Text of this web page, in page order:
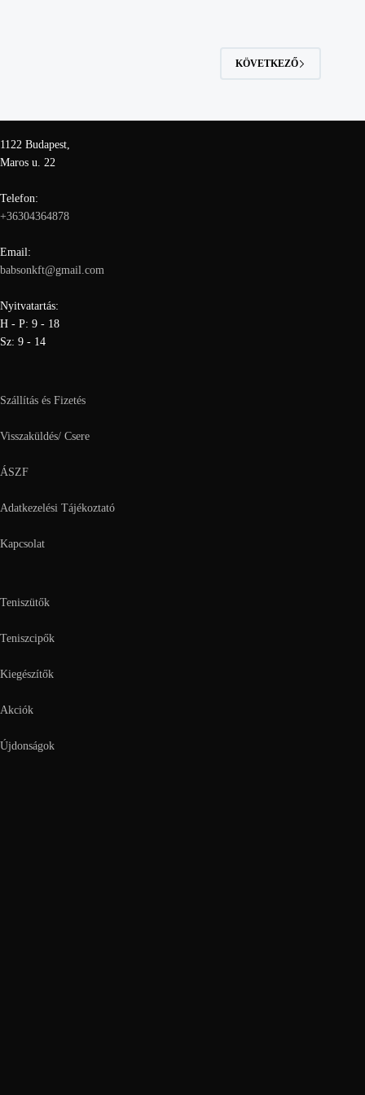
termékoldalon
KÖVETKEZŐ
1122 Budapest,
Maros u. 22
Telefon:
+36304364878
Email:
babsonkft@gmail.com
Nyitvatartás:
H - P: 9 - 18
Sz: 9 - 14
Szállítás és Fizetés
Visszaküldés/ Csere
ÁSZF
Adatkezelési Tájékoztató
Kapcsolat
Teniszütők
Teniszcipők
Kiegészítők
Akciók
Újdonságok